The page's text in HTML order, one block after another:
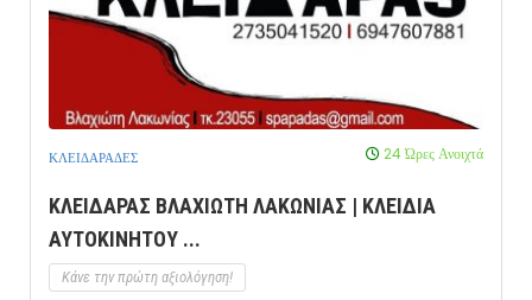
ΚΛΕΙΔΑΡΑΔΕΣ 24 Ώρες Ανοιχτά
ΚΛΕΙΔΑΡΑΣ ΒΛΑΧΙΩΤΗ ΛΑΚΩΝΙΑΣ | ΚΛΕΙΔΙΑ
ΑΥΤΟΚΙΝΗΤΟΥ ...
Κάνε την πρώτη αξιολόγηση!